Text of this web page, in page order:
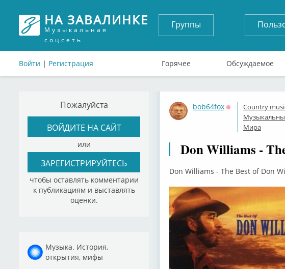
НА ЗАВАЛИНКЕ
Музыкальная
соцсеть
Войти | Регистрация
Группы
Горячее Обсуждаемое
Пожалуйста
ВОЙДИТЕ НА САЙТ
или
ЗАРЕГИСТРИРУЙТЕСЬ
чтобы оставлять комментарии
к публикациям и выставлять
оценки.
Музыка. История,
открытия, мифы
bob64fox
Оффлайн
Country
Мира
Don Williams -
Don Williams - The Best of Don